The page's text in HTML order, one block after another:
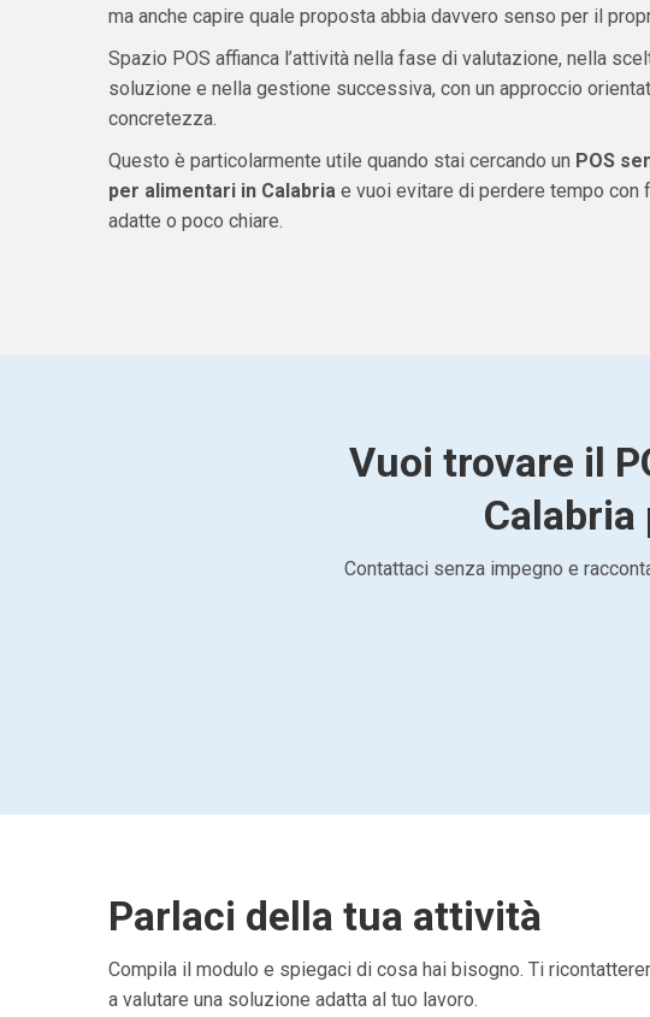
ma anche capire quale proposta abbia davvero senso per il
Spazio POS affianca l’attività nella fase di valutazione, nella
soluzione e nella gestione successiva, con un approccio
concretezza.
Questo è particolarmente utile quando stai cercando un POS
per alimentari in Calabriae vuoi evitare di perdere tempo con
adatte o poco chiare.
Vuoi trovare il
Contattaci senza impegno e
Parlaci della tua attività
Compila il modulo e spiegaci di cosa hai bisogno. Ti
a valutare una soluzione adatta al tuo lavoro.